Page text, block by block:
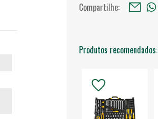
Compartilhe:
Produtos recomendados: